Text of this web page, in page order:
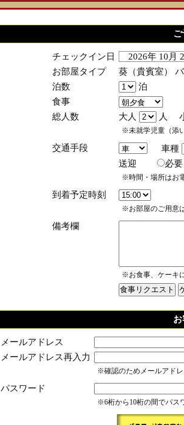
チェックイン日
2026年 10
お部屋タイプ
葵（貴賓室）
泊数
泊
食事
総人数
大人 人
※未就学児童（添
交通手段
車種
送迎
※時間・場所はお
到着予定時刻
※お部屋のご用意
備考欄
※お食事、ケーキ
メールアドレス
メールアドレス再入力
※確認のためメールアド
パスワード
※6桁から10桁の間でパス